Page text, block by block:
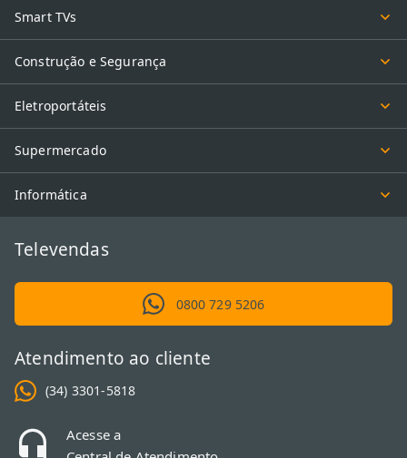
Smart TVs
Construção e Segurança
Eletroportáteis
Supermercado
Informática
Televendas
0800 729 5206
Atendimento ao cliente
(34) 3301-5818
Acesse a